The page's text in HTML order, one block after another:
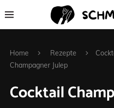
Home Rezepte
Champagner Julep
Cocktail